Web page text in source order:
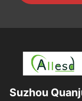
Suzhou